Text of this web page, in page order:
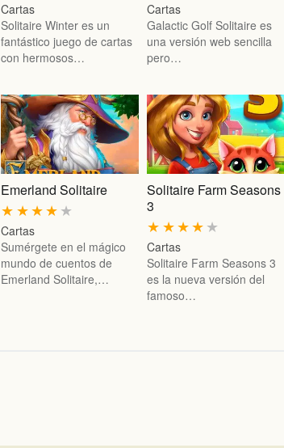
Cartas
Solitaire Winter es un
fantástico juego de cartas
con hermosos…
Cartas
Galactic Golf Solitaire es
una versión web sencilla
pero…
Emerland Solitaire
★
★
★
★
★
Cartas
Sumérgete en el mágico
mundo de cuentos de
Emerland Solitaire,…
Solitaire Farm Seasons
3
★
★
★
★
★
Cartas
Solitaire Farm Seasons 3
es la nueva versión del
famoso…